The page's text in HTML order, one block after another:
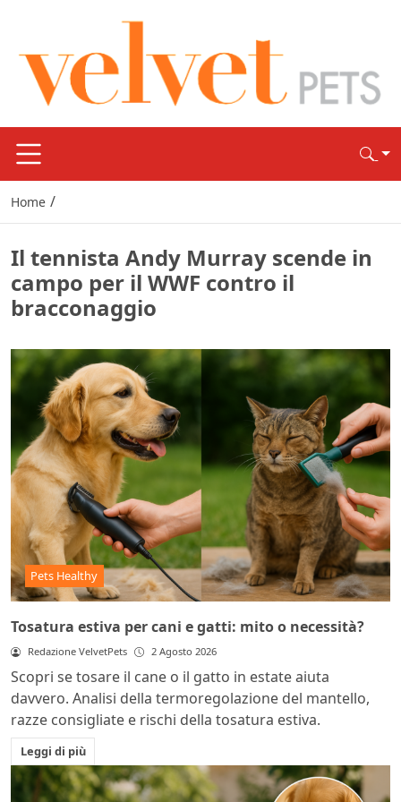
Home /
Il tennista Andy Murray scende in
campo per il WWF contro il
bracconaggio
Pets Healthy
Tosatura estiva per cani e gatti: mito o necessità?
Redazione VelvetPets 2 Agosto 2026
Scopri se tosare il cane o il gatto in estate aiuta
davvero. Analisi della termoregolazione del mantello,
razze consigliate e rischi della tosatura estiva.
Leggi di più